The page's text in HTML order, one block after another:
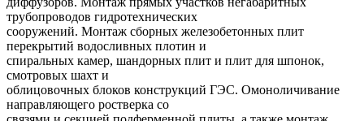
трубопроводов гидротехнических
сооружений. Монтаж сборных железобетонных плит
перекрытий водосливных плотин и
спиральных камер, шандорных плит и плит для шпонок,
смотровых шахт и
облицовочных блоков конструкций ГЭС. Омоноличивание
направляющего ростверка со